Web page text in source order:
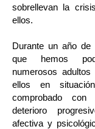
sobrellevan la
ellos.
Durante un año
que hemos
numerosos
ellos en
comprobado
deterioro
afectiva y